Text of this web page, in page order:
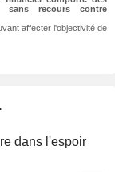
sans recours contre
affecter l'objectivité de
dans l'espoir